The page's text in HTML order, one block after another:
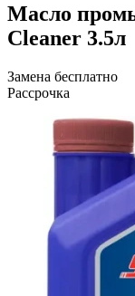
Масло
Cleaner 3.5л
Замена бесплатно
Рассрочка